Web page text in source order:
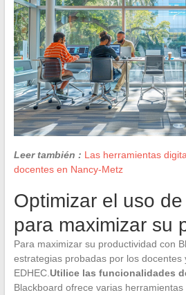
Leer también : Las herramientas
docentes en Nancy-Metz
Optimizar el uso
para maximizar su
Para maximizar su productividad con
estrategias probadas por los docentes
EDHEC. Utilice las funcionalidades
Blackboard ofrece varias